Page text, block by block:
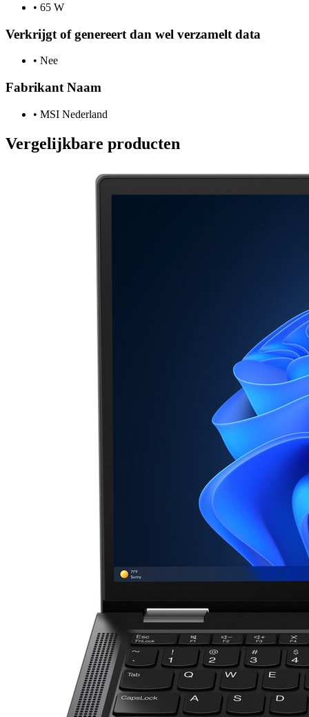
• 65 W
Verkrijgt of genereert dan wel verzamelt data
• Nee
Fabrikant Naam
• MSI Nederland
Vergelijkbare producten